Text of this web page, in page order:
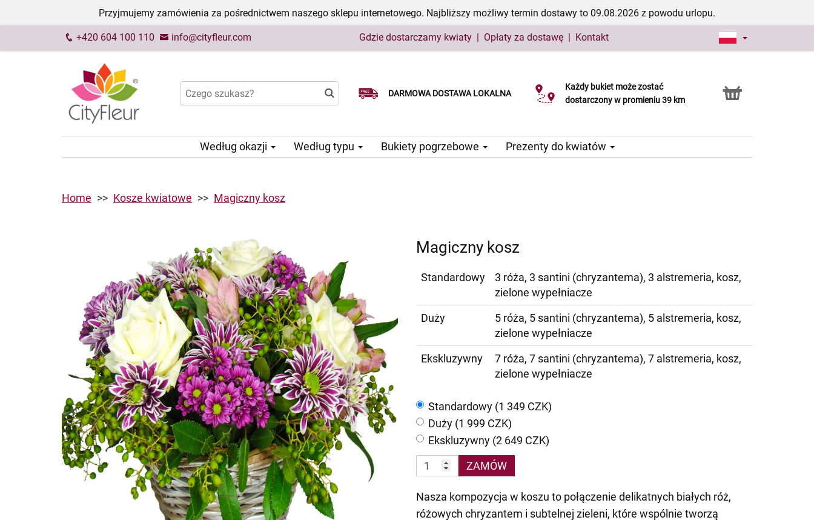
Przyjmujemy zamówienia za pośrednictwem naszego sklepu internetowego. Najbliższy możliwy termin dostawy to 09.08.2026 z powodu urlopu.
+420 604 100 110 info@cityfleur.com Gdzie dostarczamy kwiaty | Opłaty za dostawę | Kontakt
DARMOWA DOSTAWA LOKALNA
Wybierz datę dostawy
Każdy bukiet może zostać
dostarczony w promieniu 39 km
Usługa Click & Collect
Według okazji Według typu Bukiety pogrzebowe Prezenty do kwiatów
Home Kosze kwiatowe Magiczny kosz
Magiczny kosz
Standardowy
3 róża, 3 santini (chryzantema), 3 alstremeria, kosz,
zielone wypełniacze
Duży
5 róża, 5 santini (chryzantema), 5 alstremeria, kosz,
zielone wypełniacze
Ekskluzywny
7 róża, 7 santini (chryzantema), 7 alstremeria, kosz,
zielone wypełniacze
Standardowy (1 349 CZK)
Duży (1 999 CZK)
Ekskluzywny (2 649 CZK)
ZAMÓW
Nasza kompozycja w koszu to połączenie delikatnych białych róż,
różowych chryzantem i subtelnej zieleni, które wspólnie tworzą